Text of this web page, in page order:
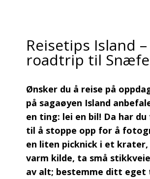
Reisetips Island
roadtrip til
Ønsker du å reise på
på sagaøyen Island
en ting: lei en bil! Da har
til å stoppe opp for å
en liten picknick i et krater,
varm kilde, ta små
av alt; bestemme ditt eget